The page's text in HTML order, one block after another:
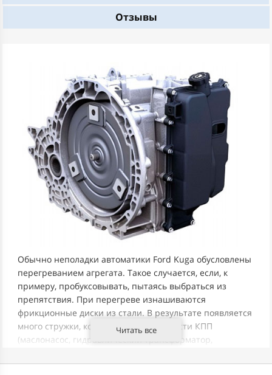
Отзывы
Обычно неполадки автоматики Ford Kuga обусловлены
перегреванием агрегата. Такое случается, если, к
примеру, пробуксовывать, пытаясь выбраться из
препятствия. При перегреве изнашиваются
фрикционные диски из стали. В результате появляется
много стружки, которая попадает в части КПП
(маслонасос, гидравлический трансформатор,
изнашиваются.
Читать все